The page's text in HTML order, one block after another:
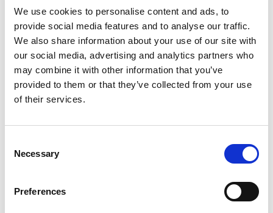
We use cookies to personalise content and ads, to
provide social media features and to analyse our traffic.
We also share information about your use of our site with
our social media, advertising and analytics partners who
may combine it with other information that you’ve
provided to them or that they’ve collected from your use
of their services.
Necessary
Preferences
Postleitzahl
Ort
E-mail
Telefon